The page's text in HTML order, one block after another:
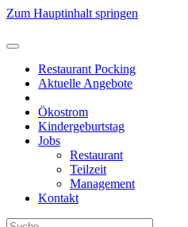
Zum Hauptinhalt springen
Restaurant Pocking
Aktuelle Angebote
Ökostrom
Kindergeburtstag
Jobs
Restaurant
Teilzeit
Management
Kontakt